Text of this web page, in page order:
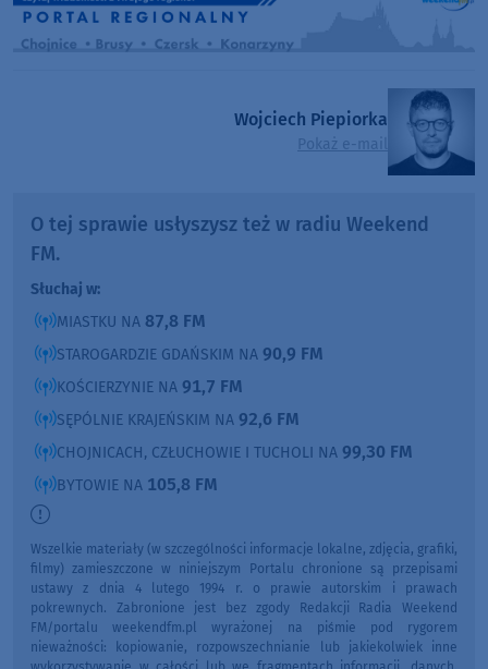
Wojciech Piepiorka
Pokaż e-mail
O tej sprawie usłyszysz też w radiu Weekend
FM.
Słuchaj w:
MIASTKU NA 87,8 FM
STAROGARDZIE GDAŃSKIM NA 90,9 FM
KOŚCIERZYNIE NA 91,7 FM
SĘPÓLNIE KRAJEŃSKIM NA 92,6 FM
CHOJNICACH, CZŁUCHOWIE I TUCHOLI NA 99,30 FM
BYTOWIE NA 105,8 FM
Wszelkie materiały (w szczególności informacje lokalne, zdjęcia, grafiki,
filmy) zamieszczone w niniejszym Portalu chronione są przepisami
ustawy z dnia 4 lutego 1994 r. o prawie autorskim i prawach
pokrewnych. Zabronione jest bez zgody Redakcji Radia Weekend
FM/portalu weekendfm.pl wyrażonej na piśmie pod rygorem
nieważności: kopiowanie, rozpowszechnianie lub jakiekolwiek inne